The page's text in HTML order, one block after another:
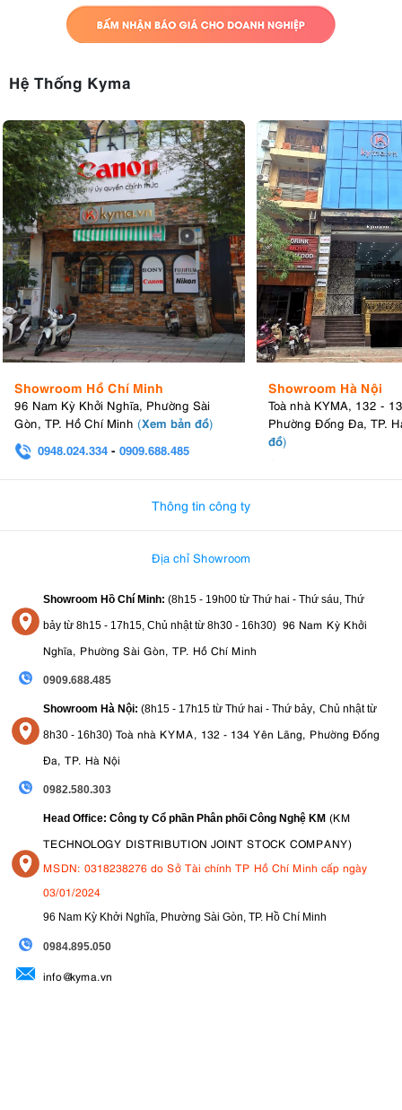
Hệ Thống Kyma
Showroom Hồ Chí Minh
96 Nam Kỳ Khởi Nghĩa, Phường Sài
Gòn, TP. Hồ Chí Minh (Xem bản đồ)
0948.024.334 - 0909.688.485
Showroom Hà Nội
Toà nhà KYMA, 132 -
Phường Đống Đa, TP.
đồ)
Thông tin công ty
Địa chỉ Showroom
Showroom Hồ Chí Minh: (8h15 - 19h00 từ Thứ hai - Thứ sáu, Thứ
bảy từ 8h15 - 17h15, Chủ nhật từ 8h30 - 16h30) 96 Nam Kỳ Khởi
Nghĩa, Phường Sài Gòn, TP. Hồ Chí Minh
0909.688.485
Showroom Hà Nội: (8h15 - 17h15 từ Thứ hai - Thứ bảy, Chủ nhật từ
8h30 - 16h30) Toà nhà KYMA, 132 - 134 Yên Lãng, Phường Đống
Đa, TP. Hà Nội
0982.580.303
Head Office: Công ty Cổ phần Phân phối Công Nghệ KM (KM
TECHNOLOGY DISTRIBUTION JOINT STOCK COMPANY)
MSDN: 0318238276 do Sở Tài chính TP Hồ Chí Minh cấp ngày
03/01/2024
96 Nam Kỳ Khởi Nghĩa, Phường Sài Gòn, TP. Hồ Chí Minh
0984.895.050
info@kyma.vn